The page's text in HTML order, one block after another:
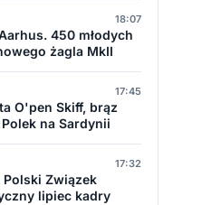
18:07
450 młodych
żagla MkII
17:45
O'pen Skiff, brąz
na Sardynii
17:32
Związek
lipiec kadry